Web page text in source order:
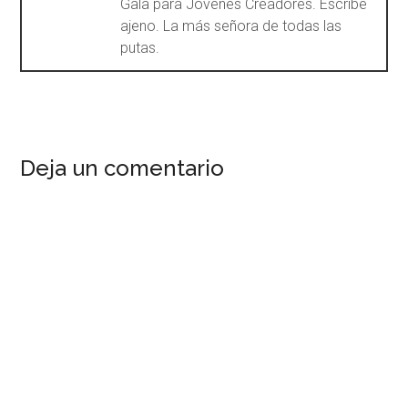
Gala para Jóvenes Creadores. Escribe
ajeno. La más señora de todas las
putas.
Deja un comentario